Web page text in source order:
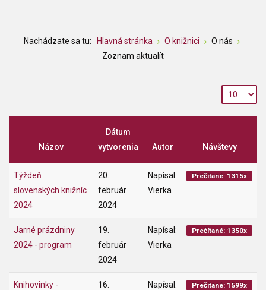
Nachádzate sa tu: Hlavná stránka O knižnici
O nás
Zoznam aktualít
Názov
Dátum
vytvorenia
Autor Návštevy
Týždeň
slovenských knižníc
2024
20.
február
2024
Napísal:
Vierka
Prečítané: 1315x
Jarné prázdniny
2024 - program
19.
február
2024
Napísal:
Vierka
Prečítané: 1350x
Knihovinky -
16.
Napísal:
Prečítané: 1599x